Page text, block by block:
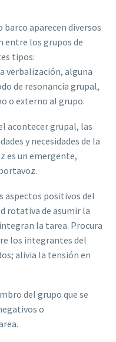
barco aparecen diversos
entre los grupos de
tipos:
verbalización, alguna
de resonancia grupal,
o externo al grupo.
acontecer grupal, las
y necesidades de la
es un emergente,
aspectos positivos del
rotativa de asumir la
la tarea. Procura
los integrantes del
alivia la tensión en
del grupo que se
o